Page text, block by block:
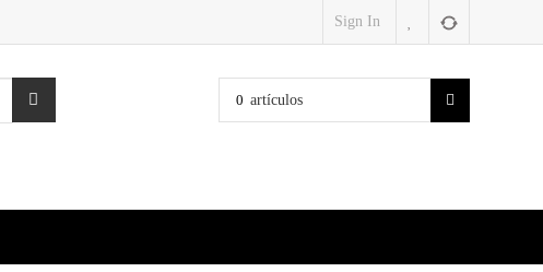
Sign In
0 artículos